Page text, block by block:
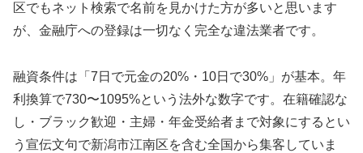
区でもネット検索で名前を見かけた方が多いと思います
が、金融庁への登録は一切なく完全な違法業者です。
融資条件は「7日で元金の20%・10日で30%」が基本。年
利換算で730〜1095%という法外な数字です。在籍確認な
し・ブラック歓迎・主婦・年金受給者まで対象にするとい
う宣伝文句で新潟市江南区を含む全国から集客していま